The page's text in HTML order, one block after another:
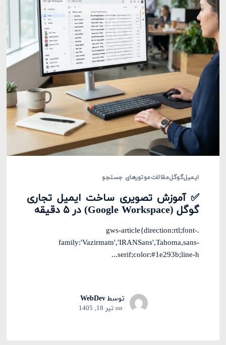
ایمیلگوگلمقالاتموتورهای جستجو
✅ آموزش تصویری ساخت ایمیل تجاری
گوگل (Google Workspace) در ۵ دقیقه
.gws-article{direction:rtl;font-
family:'Vazirmatn','IRANSans',Tahoma,sans-
serif;color:#1e293b;line-h...
توسطWebDev
on تیر 18, 1405